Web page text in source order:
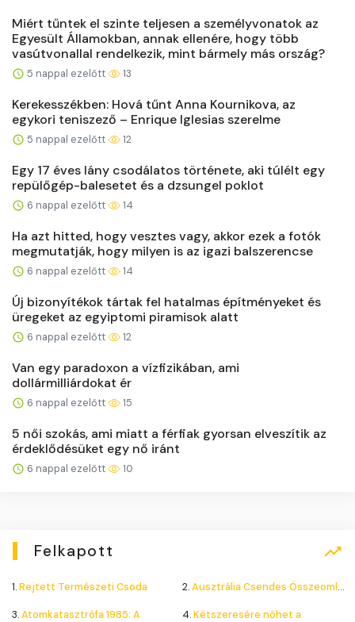
Miért tűntek el szinte teljesen a személyvonatok az
Egyesült Államokban, annak ellenére, hogy több
vasútvonallal rendelkezik, mint bármely más ország?
5 nappal ezelőtt 13
Kerekesszékben: Hová tűnt Anna Kournikova, az
egykori teniszező – Enrique Iglesias szerelme
5 nappal ezelőtt 12
Egy 17 éves lány csodálatos története, aki túlélt egy
repülőgép-balesetet és a dzsungel poklot
6 nappal ezelőtt 14
Ha azt hitted, hogy vesztes vagy, akkor ezek a fotók
megmutatják, hogy milyen is az igazi balszerencse
6 nappal ezelőtt 14
Új bizonyítékok tártak fel hatalmas építményeket és
üregeket az egyiptomi piramisok alatt
6 nappal ezelőtt 12
Van egy paradoxon a vízfizikában, ami
dollármilliárdokat ér
6 nappal ezelőtt 15
5 női szokás, ami miatt a férfiak gyorsan elveszítik az
érdeklődésüket egy nő iránt
6 nappal ezelőtt 10
Felkapott
1.Rejtett Természeti Csoda 2.Ausztrália Csendes Összeomlása
3.Atomkatasztrófa 1985: A 4.Kétszeresére nőhet a